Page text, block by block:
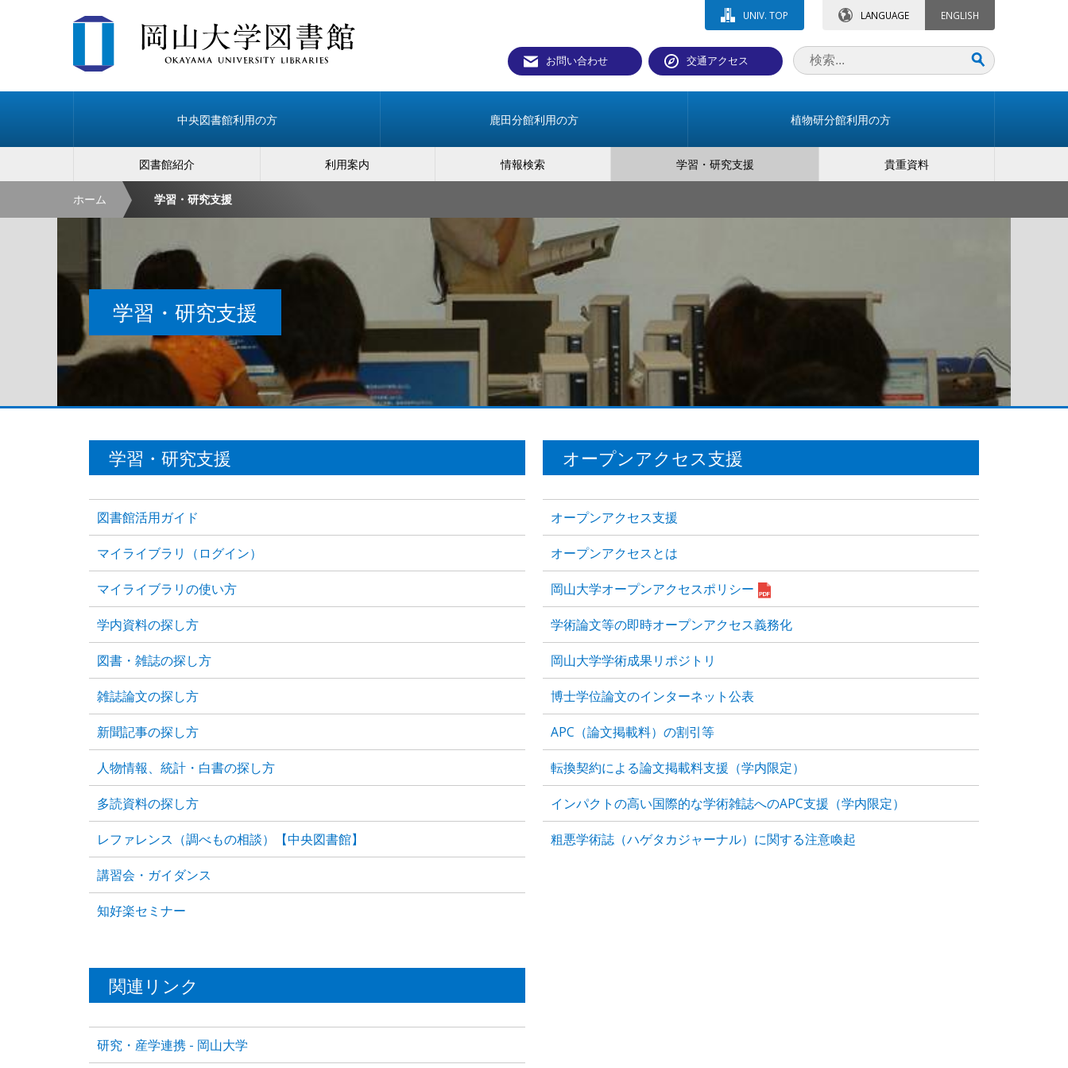
UNIV. TOP LANGUAGE ENGLISH
お問い合わせ 交通アクセス
中央図書館利用の方 鹿田分館利用の方 植物研分館利用の方
図書館紹介 利用案内 情報検索 学習・研究支援 貴重資料
ホーム 学習・研究支援
学習・研究支援
学習・研究支援
図書館活用ガイド
マイライブラリ（ログイン）
マイライブラリの使い方
学内資料の探し方
図書・雑誌の探し方
雑誌論文の探し方
新聞記事の探し方
人物情報、統計・白書の探し方
多読資料の探し方
レファレンス（調べもの相談）【中央図書館】
講習会・ガイダンス
知好楽セミナー
オープンアクセス支援
オープンアクセス支援
オープンアクセスとは
岡山大学オープンアクセスポリシー
学術論文等の即時オープンアクセス義務化
岡山大学学術成果リポジトリ
博士学位論文のインターネット公表
APC（論文掲載料）の割引等
転換契約による論文掲載料支援（学内限定）
インパクトの高い国際的な学術雑誌へのAPC支援（学内限定）
粗悪学術誌（ハゲタカジャーナル）に関する注意喚起
関連リンク
研究・産学連携 - 岡山大学